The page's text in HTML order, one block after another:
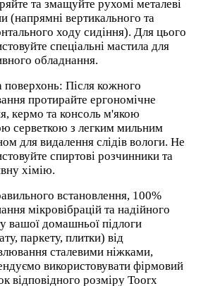
та змащуйте рухомі металеві
(напрямні вертикального та
ходу сидіння). Для цього
спеціальні мастила для
обладнання.
поверхонь: Після кожного
протирайте ергономічне
кермо та консоль м'якою
серветкою з легким мильним
для видалення слідів вологи. Не
спиртові розчинники та
хімію.
встановлення, 100%
мікровібрацій та надійного
вашої домашньої підлоги
паркету, плитки) від
сталевими ніжками,
використовувати фірмовий
відповідного розміру Toorx